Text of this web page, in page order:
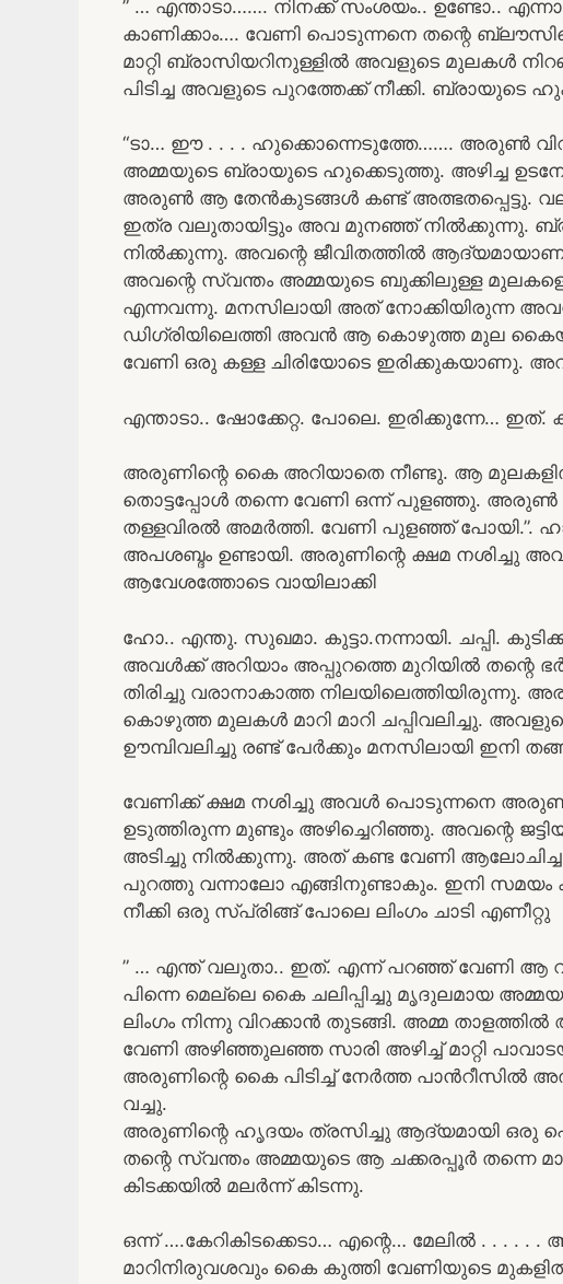
” … എന്താടാ……. നിനക്ക് സംശയം.. ഉണ്ടോ..
കാണിക്കാം…. വേണി പൊടുന്നനെ തന്റെ
മാറ്റി ബ്രാസിയറിനുള്ളിൽ അവളുടെ മുലകൾ
പിടിച്ച അവളുടെ പുറത്തേക്ക് നീക്കി.
“ടാ… ഈ . . . . ഹുക്കൊന്നെടുത്തേ……. അരുൺ
അമ്മയുടെ ബ്രായുടെ ഹുക്കെടുത്തു. അഴിച്ച
അരുൺ ആ തേൻകുടങ്ങൾ കണ്ട് അത്ഭതപ്പെട്ടു.
ഇത്ര വലുതായിട്ടും അവ മുനഞ്ഞ് നിൽക്കുന്നു.
നിൽക്കുന്നു. അവന്റെ ജീവിതത്തിൽ
അവന്റെ സ്വന്തം അമ്മയുടെ ബുക്കിലുള്ള
എന്നവന്നു. മനസിലായി അത് നോക്കിയിരുന്ന
ഡിഗ്രിയിലെത്തി അവൻ ആ കൊഴുത്ത മുല
വേണി ഒരു കള്ള ചിരിയോടെ ഇരിക്കുകയാണു.
എന്താടാ.. ഷോക്കേറ്റ. പോലെ. ഇരിക്കുന്നേ… ഇത്.
അരുണിന്റെ കൈ അറിയാതെ നീണ്ടു. ആ
തൊട്ടപ്പോൾ തന്നെ വേണി ഒന്ന് പുളഞ്ഞു. അരുൺ
തള്ളവിരൽ അമർത്തി. വേണി പുളഞ്ഞ് പോയി.”.
അപശബ്ദം ഉണ്ടായി. അരുണിന്റെ ക്ഷമ നശിച്ചു
ആവേശത്തോടെ വായിലാക്കി
ഹോ.. എന്തു. സുഖമാ. കുട്ടാ.നന്നായി. ചപ്പി.
അവൾക്ക് അറിയാം അപ്പുറത്തെ മുറിയിൽ തന്റെ
തിരിച്ചു വരാനാകാത്ത
കൊഴുത്ത മുലകൾ മാറി മാറി ചപ്പിവലിച്ചു.
ഊമ്പിവലിച്ചു രണ്ട് പേർക്കും മനസിലായി ഇനി
വേണിക്ക് ക്ഷമ നശിച്ചു അവൾ പൊടുന്നനെ
ഉടുത്തിരുന്ന മുണ്ടും അഴിച്ചെറിഞ്ഞു. അവന്റെ
അടിച്ചു നിൽക്കുന്നു. അത് കണ്ട വേണി
പുറത്തു വന്നാലോ എങ്ങിനുണ്ടാകും. ഇനി സമയം
നീക്കി ഒരു സ്പ്രിങ്ങ് പോലെ ലിംഗം ചാടി എണീറ്റു
” … എന്ത് വലുതാ.. ഇത്. എന്ന് പറഞ്ഞ് വേണി ആ
പിന്നെ മെല്ലെ കൈ ചലിപ്പിച്ചു മൃദുലമായ
ലിംഗം നിന്നു വിറക്കാൻ തുടങ്ങി. അമ്മ താളത്തിൽ
വേണി അഴിഞ്ഞുലഞ്ഞ സാരി അഴിച്ച് മാറ്റി
അരുണിന്റെ കൈ പിടിച്ച് നേർത്ത പാൻറീസിൽ
വച്ചു.
അരുണിന്റെ ഹൃദയം ത്രസിച്ചു ആദ്യമായി ഒരു
തന്റെ സ്വന്തം അമ്മയുടെ ആ ചക്കരപ്പൂർ തന്നെ
കിടക്കയിൽ മലർന്ന് കിടന്നു.
ഒന്ന് ….കേറികിടക്കെടാ… എന്റെ… മേലിൽ . . .
മാറിനിരുവശവും കൈ കുത്തി വേണിയുടെ